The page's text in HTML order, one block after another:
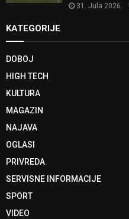
31. Jula 2026.
KATEGORIJE
DOBOJ
HIGH TECH
KULTURA
MAGAZIN
NAJAVA
OGLASI
PRIVREDA
SERVISNE INFORMACIJE
SPORT
VIDEO